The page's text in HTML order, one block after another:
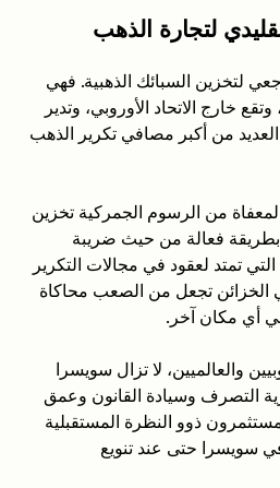
لتجارة الذهب
لتخزين السبائك الذهبية. فهي
خارج الاتحاد الأوروبي، وتدير
من أكبر مصافي تكرير الذهب
من الرسوم الجمركية تخزين
بطريقة فعالة من حيث ضريبة
تمتد لعقود في مجالات التكرير
الخزائن تجعل من الصعب محاكاة
في أي مكان آخر.
والعالميين، لا تزال سويسرا
التصرف وسيادة القانون وعمق
ذوو النظرة المستقبلية
سويسرا حتى عند تنويع